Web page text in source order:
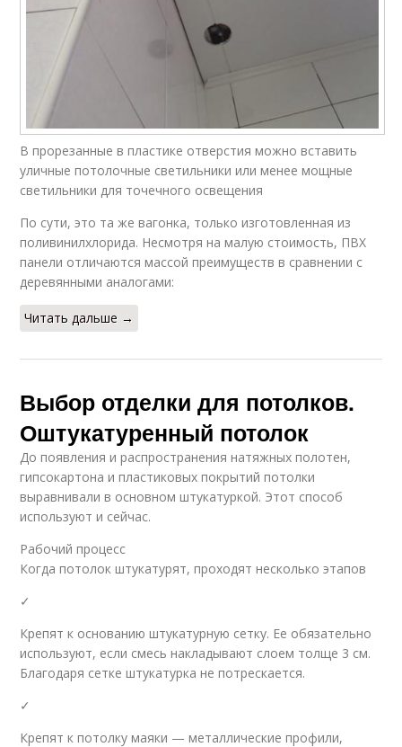
В прорезанные в пластике отверстия можно вставить
уличные потолочные светильники или менее мощные
светильники для точечного освещения
По сути, это та же вагонка, только изготовленная из
поливинилхлорида. Несмотря на малую стоимость, ПВХ
панели отличаются массой преимуществ в сравнении с
деревянными аналогами:
Читать дальше →
Выбор отделки для потолков.
Оштукатуренный потолок
До появления и распространения натяжных полотен,
гипсокартона и пластиковых покрытий потолки
выравнивали в основном штукатуркой. Этот способ
используют и сейчас.
Рабочий процесс
Когда потолок штукатурят, проходят несколько этапов
✓
Крепят к основанию штукатурную сетку. Ее обязательно
используют, если смесь накладывают слоем толще 3 см.
Благодаря сетке штукатурка не потрескается.
✓
Крепят к потолку маяки — металлические профили,